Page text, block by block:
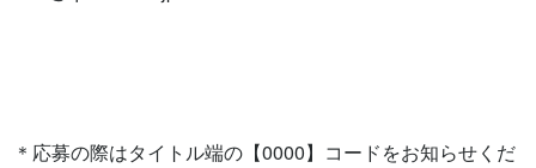
＊応募の際はタイトル端の【0000】コードをお知らせくだ